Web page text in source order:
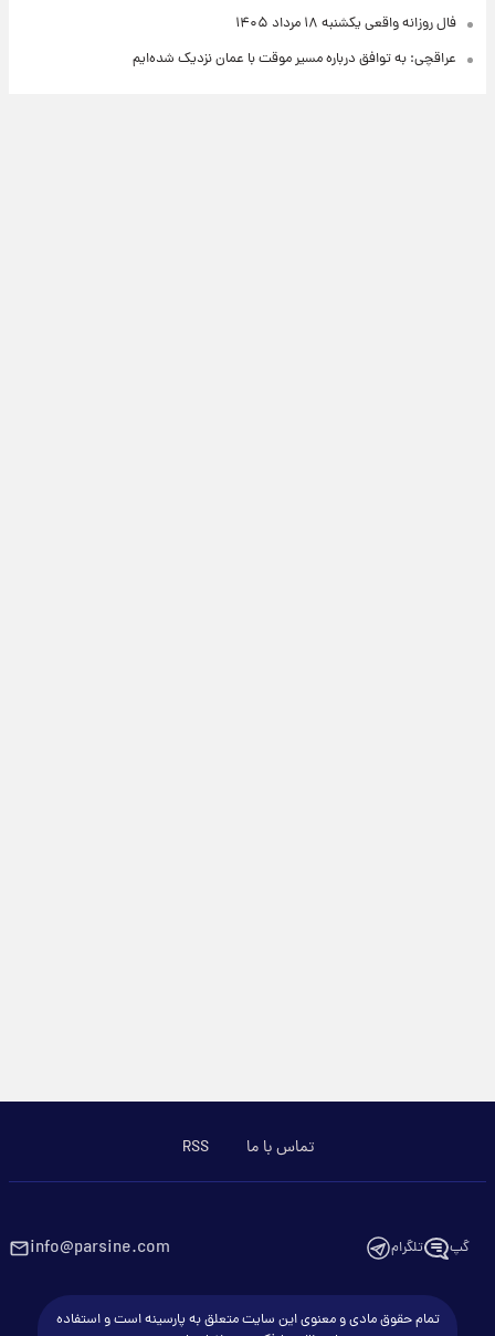
فال روزانه واقعی یکشنبه ۱۸ مرداد ۱۴۰۵
عراقچی: به توافق درباره مسیر موقت با عمان نزدیک شده‌ایم
تماس با ما RSS
گپ تلگرام info@parsine.com
تمام حقوق مادی و معنوی این سایت متعلق به پارسینه است و استفاده